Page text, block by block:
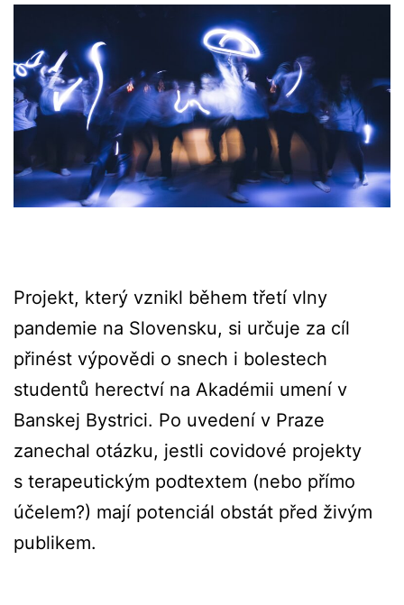
Projekt, který vznikl během třetí vlny
pandemie na Slovensku, si určuje za cíl
přinést výpovědi o snech i bolestech
studentů herectví na Akadémii umení v
Banskej Bystrici. Po uvedení v Praze
zanechal otázku, jestli covidové projekty
s terapeutickým podtextem (nebo přímo
účelem?) mají potenciál obstát před živým
publikem.